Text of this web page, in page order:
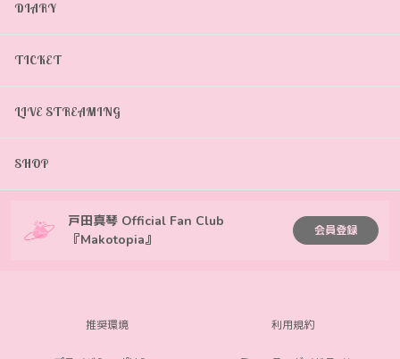
DIARY
TICKET
LIVE STREAMING
SHOP
戸田真琴 Official Fan Club
『Makotopia』
会員登録
推奨環境 利用規約